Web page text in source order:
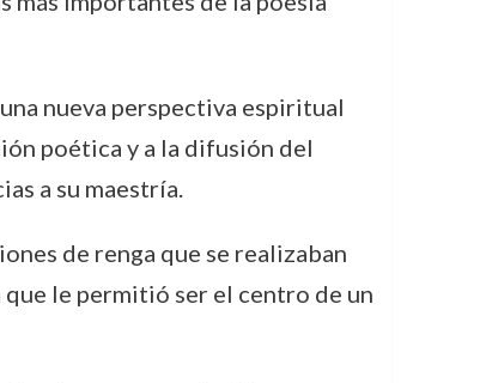
nueva perspectiva espiritual
poética y a la difusión del
a su maestría.
de renga que se realizaban
le permitió ser el centro de un